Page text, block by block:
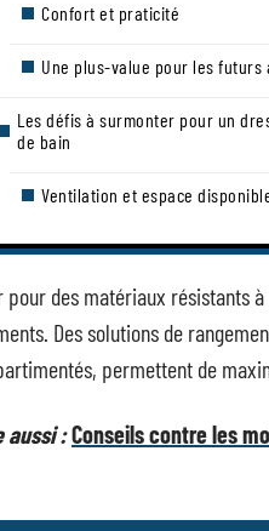
Confort et praticité
Une plus-value pour les futurs
Les défis à surmonter pour un
de bain
Ventilation et espace
pour des matériaux résistants
Des solutions de
permettent de
aussi :Conseils contre les